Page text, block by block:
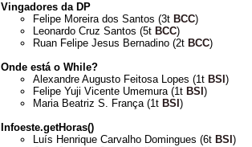
Vingadores da DP
Felipe Moreira dos Santos (3t BCC)
Leonardo Cruz Santos (5t BCC)
Ruan Felipe Jesus Bernadino (2t BCC)
Onde está o While?
Alexandre Augusto Feitosa Lopes (1t BSI )
Felipe Yuji Vicente Umemura (1t BSI )
Maria Beatriz S. França (1t BSI )
Infoeste.getHoras()
Luís Henrique Carvalho Domingues (6t BSI )